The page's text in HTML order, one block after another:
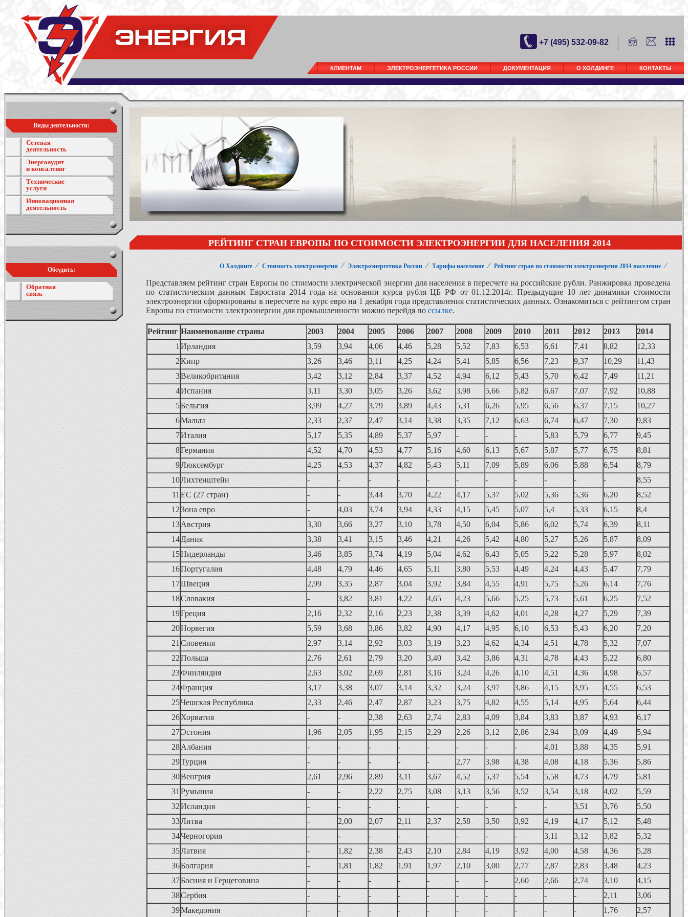
+7 (495) 532-09-82
КЛИЕНТАМ ЭЛЕКТРОЭНЕРГЕТИКА РОССИИ ДОКУМЕНТАЦИЯ О ХОЛДИНГЕ КОНТАКТЫ
Виды деятельности:
Сетевая
деятельность
Энергоаудит
и консалтинг
Технические
услуги
Инновационная
деятельность
Обсудить:
Обратная
связь
РЕЙТИНГ СТРАН ЕВРОПЫ ПО СТОИМОСТИ ЭЛЕКТРОЭНЕРГИИ ДЛЯ НАСЕЛЕНИЯ 2014
О Холдинге ⁄ Стоимость электроэнергии ⁄ Электроэнергетика России ⁄ Тарифы население ⁄ Рейтинг стран по стоимости электроэнергии 2014 население ⁄
Представляем рейтинг стран Европы по стоимости электрической энергии для населения в пересчете на российские рубли. Ранжировка проведена
по статистическим данным Евростата 2014 года на основании курса рубля ЦБ РФ от 01.12.2014г. Предыдущие 10 лет динамики стоимости
электроэнергии сформированы в пересчете на курс евро на 1 декабря года представления статистических данных. Ознакомиться с рейтингом стран
Европы по стоимости электроэнергии для промышленности можно перейдя по ссылке.
Рейтинг Наименование страны 2003 2004 2005 2006 2007 2008 2009 2010 2011 2012 2013
2014
1 Ирландия 3,59 3,94 4,06 4,46 5,28 5,52 7,83 6,53 6,61 7,41 8,82
12,33
2Кипр 3,26 3,46 3,11 4,25 4,24 5,41 5,85 6,56 7,23 9,37 10,29
11,43
3Великобритания 3,42 3,12 2,84 3,37 4,52 4,94 6,12 5,43 5,70 6,42 7,49
11,21
4Испания 3,11 3,30 3,05 3,26 3,62 3,98 5,66 5,82 6,67 7,07 7,92
10,88
5Бельгия 3,99 4,27 3,79 3,89 4,43 5,31 6,26 5,95 6,56 6,37 7,15
10,27
6Мальта 2,33 2,37 2,47 3,14 3,38 3,35 7,12 6,63 6,74 6,47 7,30
9,83
7Италия 5,17 5,35 4,89 5,37 5,97 - - - 5,83 5,79 6,77
9,45
8Германия 4,52 4,70 4,53 4,77 5,16 4,60 6,13 5,67 5,87 5,77 6,75
8,81
9Люксембург 4,25 4,53 4,37 4,82 5,43 5,11 7,09 5,89 6,06 5,88 6,54
8,79
10Лихтенштейн - - - - - - - - - - -
8,55
11 ЕС (27 стран) - - 3,44 3,70 4,22 4,17 5,37 5,02 5,36 5,36 6,20
8,52
12Зона евро - 4,03 3,74 3,94 4,33 4,15 5,45 5,07 5,4 5,33 6,15
8,4
13Австрия 3,30 3,66 3,27 3,10 3,78 4,50 6,04 5,86 6,02 5,74 6,39
8,11
14Дания 3,38 3,41 3,15 3,46 4,21 4,26 5,42 4,80 5,27 5,26 5,87
8,09
15Нидерланды 3,46 3,85 3,74 4,19 5,04 4,62 6,43 5,05 5,22 5,28 5,97
8,02
16Португалия 4,48 4,79 4,46 4,65 5,11 3,80 5,53 4,49 4,24 4,43 5,47
7,79
17Швеция 2,99 3,35 2,87 3,04 3,92 3,84 4,55 4,91 5,75 5,26 6,14
7,76
18Словакия - 3,82 3,81 4,22 4,65 4,23 5,66 5,25 5,73 5,61 6,25
7,52
19Греция 2,16 2,32 2,16 2,23 2,38 3,39 4,62 4,01 4,28 4,27 5,29
7,39
20Норвегия 5,59 3,68 3,86 3,82 4,90 4,17 4,95 6,10 6,53 5,43 6,20
7,20
21 Словения 2,97 3,14 2,92 3,03 3,19 3,23 4,62 4,34 4,51 4,78 5,32
7,07
22Польша 2,76 2,61 2,79 3,20 3,40 3,42 3,86 4,31 4,78 4,43 5,22
6,80
23Финляндия 2,63 3,02 2,69 2,81 3,16 3,24 4,26 4,10 4,51 4,36 4,98
6,57
24Франция 3,17 3,38 3,07 3,14 3,32 3,24 3,97 3,86 4,15 3,95 4,55
6,53
25Чешская Республика 2,33 2,46 2,47 2,87 3,23 3,75 4,82 4,55 5,14 4,95 5,64
6,44
26Хорватия - - 2,38 2,63 2,74 2,83 4,09 3,84 3,83 3,87 4,93
6,17
27Эстония 1,96 2,05 1,95 2,15 2,29 2,26 3,12 2,86 2,94 3,09 4,49
5,94
28Албания - - - - - - - - 4,01 3,88 4,35
5,91
29Турция - - - - - 2,77 3,98 4,38 4,08 4,18 5,36
5,86
30Венгрия 2,61 2,96 2,89 3,11 3,67 4,52 5,37 5,54 5,58 4,73 4,79
5,81
31 Румыния - - 2,22 2,75 3,08 3,13 3,56 3,52 3,54 3,18 4,02
5,59
32Исландия - - - - - - - - - 3,51 3,76
5,50
33Литва - 2,00 2,07 2,11 2,37 2,58 3,50 3,92 4,19 4,17 5,12
5,48
34Черногория - - - - - - - - 3,11 3,12 3,82
5,32
35Латвия - 1,82 2,38 2,43 2,10 2,84 4,19 3,92 4,00 4,58 4,36
5,28
36Болгария - 1,81 1,82 1,91 1,97 2,10 3,00 2,77 2,87 2,83 3,48
4,23
37Босния и Герцеговина - - - - - - - 2,60 2,66 2,74 3,10
4,15
38Сербия - - - - - - - - - - 2,11
3,06
39Македония - - - - - - - - - - 1,76 2,57